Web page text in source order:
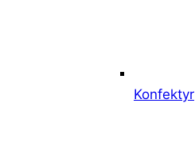
Konfektyr